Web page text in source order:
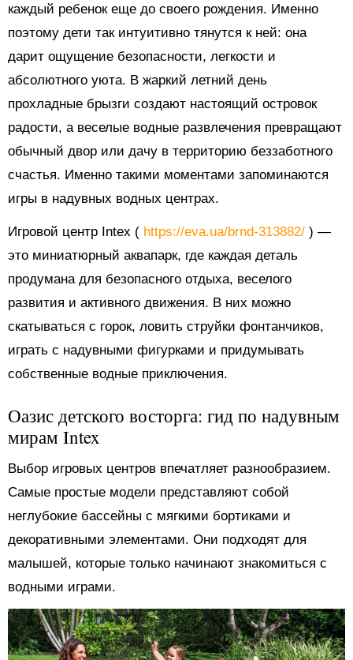
каждый ребенок еще до своего рождения. Именно
поэтому дети так интуитивно тянутся к ней: она
дарит ощущение безопасности, легкости и
абсолютного уюта. В жаркий летний день
прохладные брызги создают настоящий островок
радости, а веселые водные развлечения превращают
обычный двор или дачу в территорию беззаботного
счастья. Именно такими моментами запоминаются
игры в надувных водных центрах.
Игровой центр Intex ( https://eva.ua/brnd-313882/ ) —
это миниатюрный аквапарк, где каждая деталь
продумана для безопасного отдыха, веселого
развития и активного движения. В них можно
скатываться с горок, ловить струйки фонтанчиков,
играть с надувными фигурками и придумывать
собственные водные приключения.
Оазис детского восторга: гид по надувным
мирам Intex
Выбор игровых центров впечатляет разнообразием.
Самые простые модели представляют собой
неглубокие бассейны с мягкими бортиками и
декоративными элементами. Они подходят для
малышей, которые только начинают знакомиться с
водными играми.